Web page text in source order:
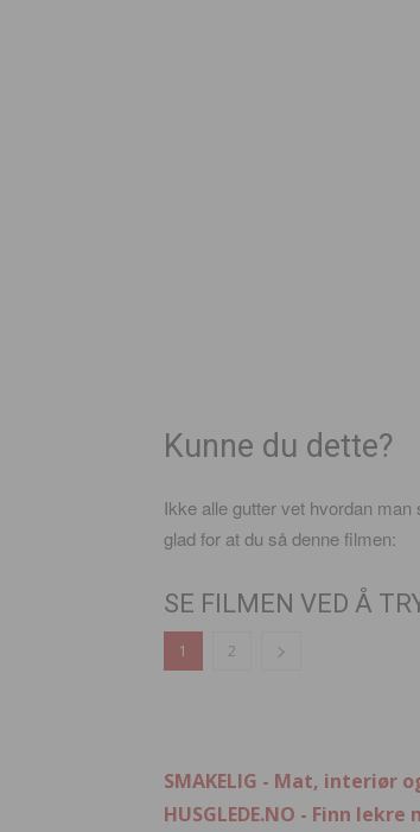
Kunne du dette?
Ikke alle gutter vet hvordan
glad for at du så denne filmen:
SE FILMEN VED Å
1 2
SMAKELIG - Mat, interiør
HUSGLEDE.NO - Finn